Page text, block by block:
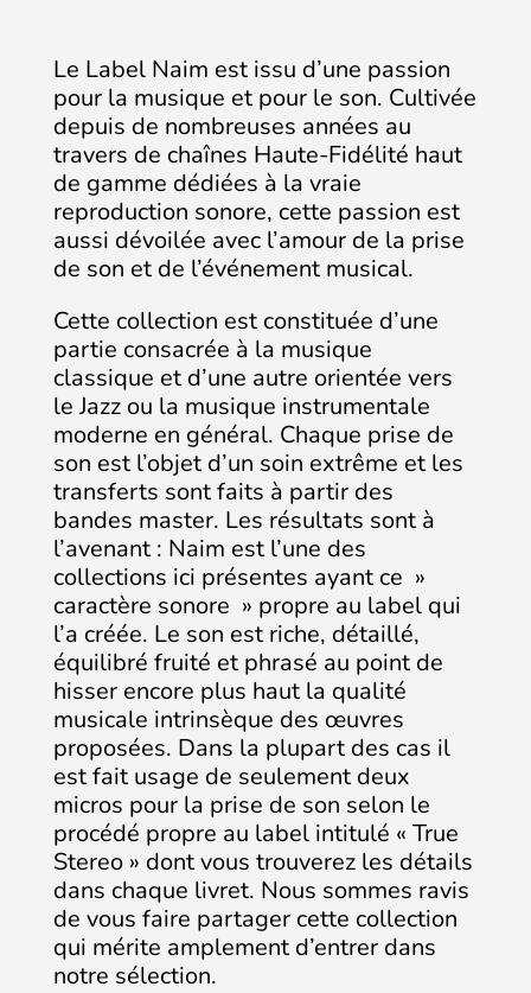
Le Label Naim est issu d’une passion
pour la musique et pour le son. Cultivée
depuis de nombreuses années au
travers de chaînes Haute-Fidélité haut
de gamme dédiées à la vraie
reproduction sonore, cette passion est
aussi dévoilée avec l’amour de la prise
de son et de l’événement musical.
Cette collection est constituée d’une
partie consacrée à la musique
classique et d’une autre orientée vers
le Jazz ou la musique instrumentale
moderne en général. Chaque prise de
son est l’objet d’un soin extrême et les
transferts sont faits à partir des
bandes master. Les résultats sont à
l’avenant : Naim est l’une des
collections ici présentes ayant ce »
caractère sonore » propre au label qui
l’a créée. Le son est riche, détaillé,
équilibré fruité et phrasé au point de
hisser encore plus haut la qualité
musicale intrinsèque des œuvres
proposées. Dans la plupart des cas il
est fait usage de seulement deux
micros pour la prise de son selon le
procédé propre au label intitulé « True
Stereo » dont vous trouverez les détails
dans chaque livret. Nous sommes ravis
de vous faire partager cette collection
qui mérite amplement d’entrer dans
notre sélection.